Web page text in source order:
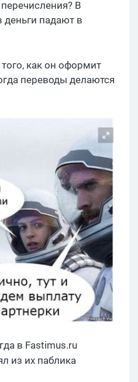
В
деньги падают в
как он оформит
переводы делаются
в Fastimus.ru
из их паблика